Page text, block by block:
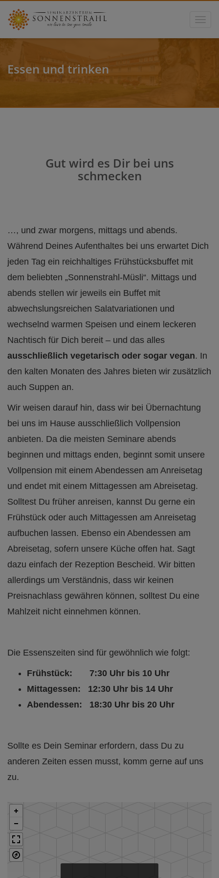
Essen und trinken
Gut wird es Dir bei uns
schmecken
…, und zwar morgens, mittags und abends.
Während Deines Aufenthaltes bei uns erwartet Dich
jeden Tag ein reichhaltiges Frühstücksbuffet mit
dem beliebten „Sonnenstrahl-Müsli“. Mittags und
abends stellen wir jeweils ein Buffet mit
abwechslungsreichen Salatvariationen und
wechselnd warmen Speisen und einem leckeren
Nachtisch für Dich bereit – und das alles
ausschließlich vegetarisch oder sogar vegan. In
den kalten Monaten des Jahres bieten wir zusätzlich
auch Suppen an.
Wir weisen darauf hin, dass wir bei Übernachtung
bei uns im Hause ausschließlich Vollpension
anbieten. Da die meisten Seminare abends
beginnen und mittags enden, beginnt somit unsere
Vollpension mit einem Abendessen am Anreisetag
und endet mit einem Mittagessen am Abreisetag.
Solltest Du früher anreisen, kannst Du gerne ein
Frühstück oder auch Mittagessen am Anreisetag
aufbuchen lassen. Ebenso ein Abendessen am
Abreisetag, sofern unsere Küche offen hat. Sagt
dazu einfach der Rezeption Bescheid. Wir bitten
allerdings um Verständnis, dass wir keinen
Preisnachlass gewähren können, solltest Du eine
Mahlzeit nicht einnehmen können.
Die Essenszeiten sind für gewöhnlich wie folgt:
Frühstück: 7:30 Uhr bis 10 Uhr
Mittagessen: 12:30 Uhr bis 14 Uhr
Abendessen: 18:30 Uhr bis 20 Uhr
Sollte es Dein Seminar erfordern, dass Du zu
anderen Zeiten essen musst, komm gerne auf uns
zu.